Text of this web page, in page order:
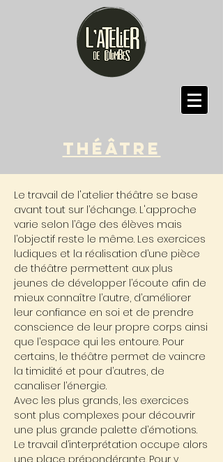
théâtre
Le travail de l'atelier théâtre se base
avant tout sur l’échange. L'approche
varie selon l’âge des élèves mais
l’objectif reste le même. Les exercices
ludiques et la réalisation d’une pièce
de théâtre permettent aux plus
jeunes de développer l’écoute afin de
mieux connaître l’autre, d’améliorer
leur confiance en soi et de prendre
conscience de leur propre corps ainsi
que l’espace qui les entoure. Pour
certains, le théâtre permet de vaincre
la timidité et pour d’autres, de
canaliser l’énergie.
Avec les plus grands, les exercices
sont plus complexes pour découvrir
une plus grande palette d’émotions.
Le travail d’interprétation occupe alors
une place prépondérante. Pour y